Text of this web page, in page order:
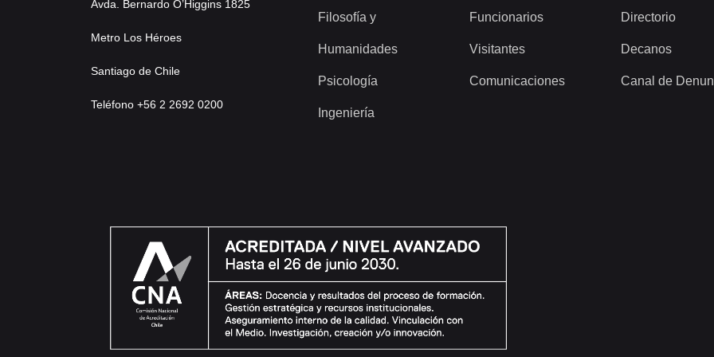
Avda. Bernardo O’Higgins 1825
Metro Los Héroes
Santiago de Chile
Teléfono +56 2 2692 0200
Filosofía y
Humanidades
Psicología
Ingeniería
Funcionarios
Visitantes
Comunicaciones
Directorio
Decanos
Canal de